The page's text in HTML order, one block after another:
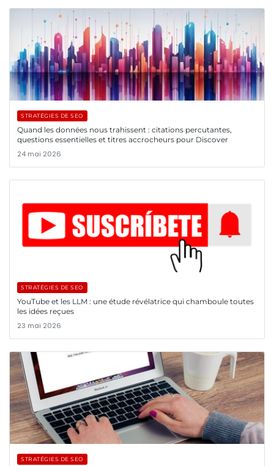
STRATÉGIES DE SEO
Quand les données nous trahissent : citations percutantes,
questions essentielles et titres accrocheurs pour Discover
24 mai 2026
STRATÉGIES DE SEO
YouTube et les LLM : une étude révélatrice qui chamboule toutes
les idées reçues
23 mai 2026
STRATÉGIES DE SEO